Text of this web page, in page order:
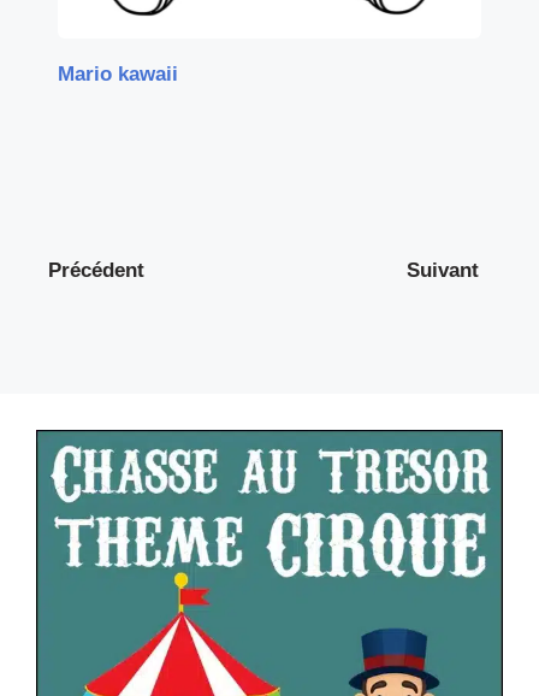
Mario kawaii
Précédent Suivant